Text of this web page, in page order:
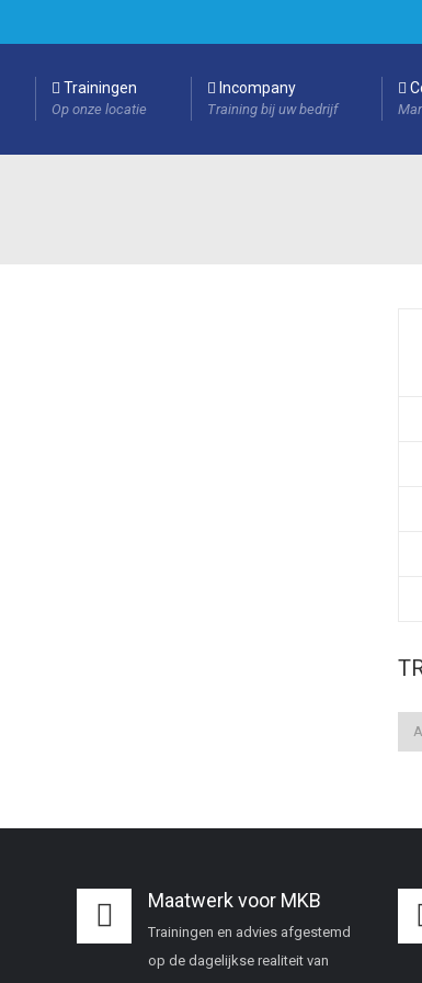
Trainingen
Op onze locatie
Incompany
Training bij uw bedrijf
Maatwerk voor MKB
Trainingen en advies afgestemd
op de dagelijkse realiteit van